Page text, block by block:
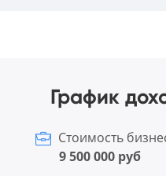
График
Стоимость
9 500 000 руб